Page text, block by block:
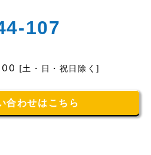
107
[土・日・祝日除く]
合わせはこちら